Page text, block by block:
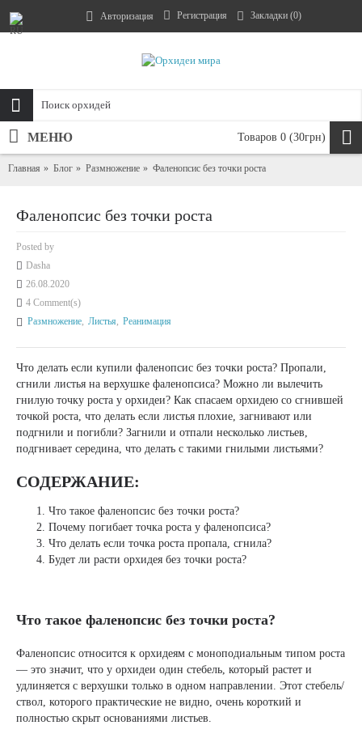
Авторизация Регистрация Закладки (0)
Товаров 0 (30грн)
МЕНЮ
Главная Блог Размножение Фаленопсис без точки роста
Фаленопсис без точки роста
Posted by
Dasha
26.08.2020
4 Comment(s)
Размножение, Листья, Реанимация
Что делать если купили фаленопсис без точки роста? Пропали,
сгнили листья на верхушке фаленопсиса? Можно ли вылечить
гнилую точку роста у орхидеи? Как спасаем орхидею со сгнившей
точкой роста, что делать если листья плохие, загнивают или
подгнили и погибли? Загнили и отпали несколько листьев,
подгнивает середина, что делать с такими гнилыми листьями?
СОДЕРЖАНИЕ:
Что такое фаленопсис без точки роста?
Почему погибает точка роста у фаленопсиса?
Что делать если точка роста пропала, сгнила?
Будет ли расти орхидея без точки роста?
Что такое фаленопсис без точки роста?
Фаленопсис относится к орхидеям с моноподиальным типом роста
— это значит, что у орхидеи один стебель, который растет и
удлиняется с верхушки только в одном направлении. Этот стебель/
ствол, которого практические не видно, очень короткий и
полностью скрыт основаниями листьев.